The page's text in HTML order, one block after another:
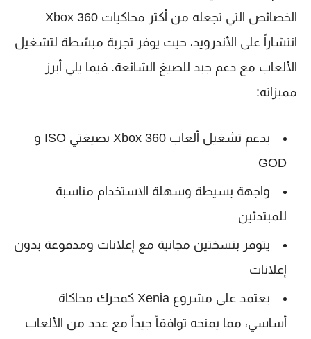
الخصائص التي تجعله من أكثر محاكيات Xbox 360
انتشاراً على الأندرويد، حيث يوفر تجربة مبسّطة لتشغيل
الألعاب مع دعم جيد للصيغ الشائعة. فيما يلي أبرز
مميزاته:
يدعم تشغيل ألعاب Xbox 360 بصيغتي ISO و
GOD
واجهة بسيطة وسهلة الاستخدام مناسبة
للمبتدئين
يتوفر بنسختين مجانية مع إعلانات ومدفوعة بدون
إعلانات
يعتمد على مشروع Xenia كمحرك محاكاة
أساسي، مما يمنحه توافقاً جيداً مع عدد من الألعاب